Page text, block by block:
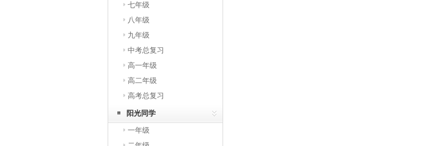
七年级
八年级
九年级
中考总复习
高一年级
高二年级
高考总复习
阳光同学
一年级